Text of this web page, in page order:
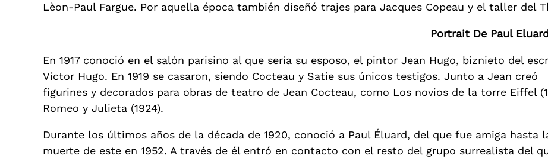
Lèon-Paul Fargue. Por aquella época también diseñó trajes para Jacques Copeau y el taller del
Portrait De Paul
En 1917 conoció en el salón parisino al que sería su esposo, el pintor Jean Hugo, biznieto del
Víctor Hugo. En 1919 se casaron, siendo Cocteau y Satie sus únicos testigos. Junto a Jean creó
figurines y decorados para obras de teatro de Jean Cocteau, como Los novios de la torre Eiffel
Romeo y Julieta (1924).
Durante los últimos años de la década de 1920, conoció a Paul Éluard, del que fue amiga hasta
muerte de este en 1952. A través de él entró en contacto con el resto del grupo surrealista del